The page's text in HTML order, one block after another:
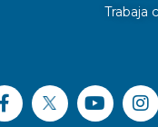
Trabaja